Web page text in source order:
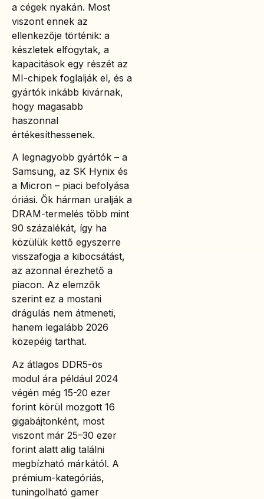
a cégek nyakán. Most
viszont ennek az
ellenkezője történik: a
készletek elfogytak, a
kapacitások egy részét az
MI-chipek foglalják el, és a
gyártók inkább kivárnak,
hogy magasabb
haszonnal
értékesíthessenek.
A legnagyobb gyártók – a
Samsung, az SK Hynix és
a Micron – piaci befolyása
óriási. Ők hárman uralják a
DRAM-termelés több mint
90 százalékát, így ha
közülük kettő egyszerre
visszafogja a kibocsátást,
az azonnal érezhető a
piacon. Az elemzők
szerint ez a mostani
drágulás nem átmeneti,
hanem legalább 2026
közepéig tarthat.
Az átlagos DDR5-ös
modul ára például 2024
végén még 15-20 ezer
forint körül mozgott 16
gigabájtonként, most
viszont már 25–30 ezer
forint alatt alig találni
megbízható márkától. A
prémium-kategóriás,
tuningolható gamer